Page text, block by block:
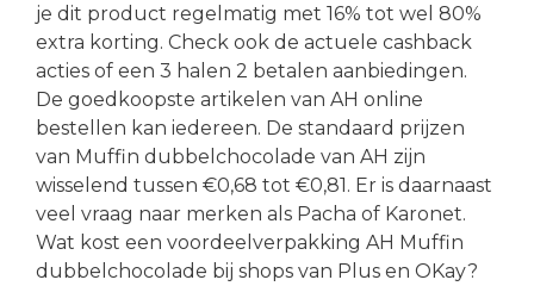
je dit product regelmatig met 16% tot wel 80%
extra korting. Check ook de actuele cashback
acties of een 3 halen 2 betalen aanbiedingen.
De goedkoopste artikelen van AH online
bestellen kan iedereen. De standaard prijzen
van Muffin dubbelchocolade van AH zijn
wisselend tussen €0,68 tot €0,81. Er is daarnaast
veel vraag naar merken als Pacha of Karonet.
Wat kost een voordeelverpakking AH Muffin
dubbelchocolade bij shops van Plus en OKay?